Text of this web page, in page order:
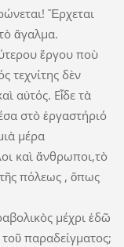
Ἔρχεται
ἄγαλμα.
ἔργου ποὺ
τεχνίτης δὲν
αὐτός. Εἶδε τὰ
στὸ ἐργαστήριό
μέρα
καὶ ἄνθρωποι,τὸ
πόλεως , ὅπως
μέχρι ἐδῶ
παραδείγματος;